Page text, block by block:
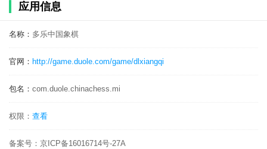
应用信息
名称： 多乐中国象棋
官网： http://game.duole.com/game/dlxiangqi
包名： com.duole.chinachess.mi
权限： 查看
备案号： 京ICP备16016714号-27A